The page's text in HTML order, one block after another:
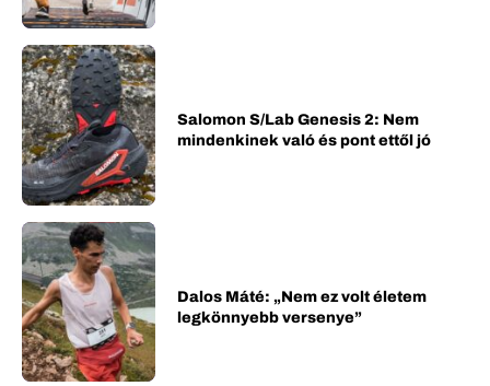
Salomon S/Lab Genesis 2: Nem
mindenkinek való és pont ettől jó
Dalos Máté: „Nem ez volt életem
legkönnyebb versenye”